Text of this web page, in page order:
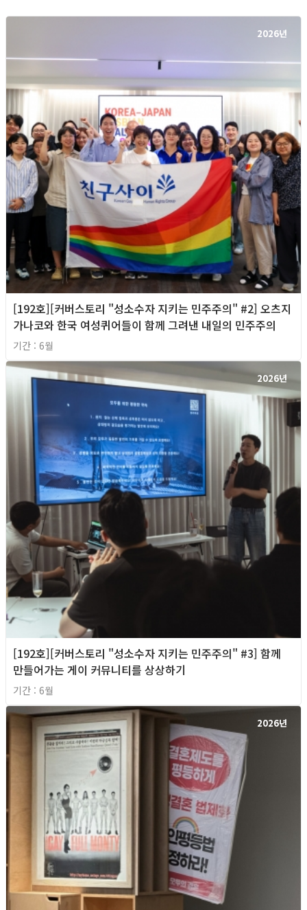
2026년
[192호][커버스토리 "성소수자 지키는 민주주의" #2] 오츠지
가나코와 한국 여성퀴어들이 함께 그려낸 내일의 민주주의
기간 : 6월
2026년
[192호][커버스토리 "성소수자 지키는 민주주의" #3] 함께
만들어가는 게이 커뮤니티를 상상하기
기간 : 6월
2026년